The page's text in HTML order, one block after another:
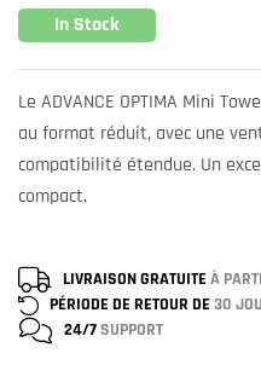
In Stock
Le ADVANCE OPTIMA Mini
au format réduit, avec une
compatibilité étendue. Un
compact.
LIVRAISON GRATUITE À
PÉRIODE DE RETOUR DE 30
24/7SUPPORT